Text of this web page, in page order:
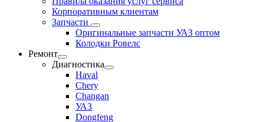
Корпоративным клиентам
Запчасти
Оригинальные запчасти УАЗ оптом
Колодки Ровелс
Ремонт
Диагностика
Haval
Chery
Changan
УАЗ
Dongfeng